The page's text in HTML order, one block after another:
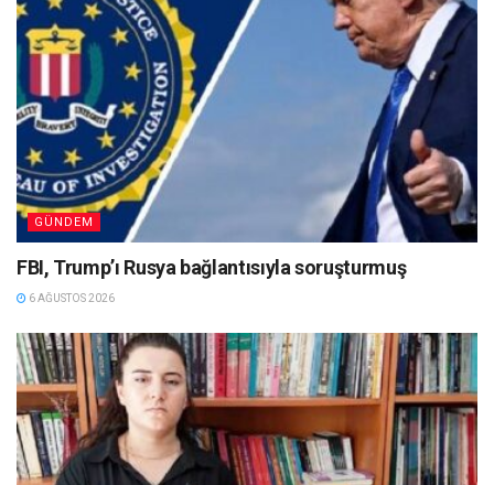
GÜNDEM
FBI, Trump’ı Rusya bağlantısıyla soruşturmuş
6 AĞUSTOS 2026